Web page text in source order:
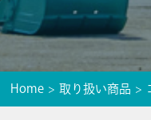
Home 取り扱い商品